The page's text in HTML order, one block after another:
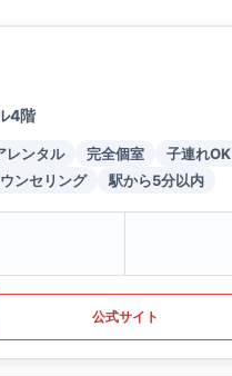
4階
レンタル 完全個室
子連れOK
ンセリング 駅から5分以内
公式サイト